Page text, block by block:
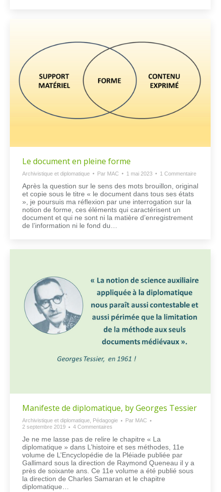
Le document en pleine forme
Archivistique et diplomatique Par MAC 1 mai 2023 1 Commentaire
Après la question sur le sens des mots brouillon, original
et copie sous le titre « le document dans tous ses états
», je poursuis ma réflexion par une interrogation sur la
notion de forme, ces éléments qui caractérisent un
document et qui ne sont ni la matière d’enregistrement
de l’information ni le fond du…
Manifeste de diplomatique, by Georges Tessier
Archivistique et diplomatique Pédagogie Par MAC
2 septembre 2019
4 Commentaires
Je ne me lasse pas de relire le chapitre « La
diplomatique » dans L’histoire et ses méthodes, 11e
volume de L’Encyclopédie de la Pléiade publiée par
Gallimard sous la direction de Raymond Queneau il y a
près de soixante ans. Ce 11e volume a été publié sous
la direction de Charles Samaran et le chapitre
diplomatique…